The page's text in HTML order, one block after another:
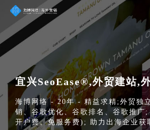
宜兴SeoEase®,外贸建站,
海博网络 - 20年 - 精益求精;外贸独
销、谷歌优化、谷歌排名、谷歌推广
开户费、免服务费); 助力出海企业获